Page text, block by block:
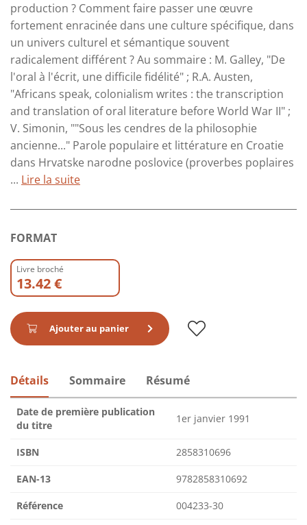
production ? Comment faire passer une œuvre
fortement enracinée dans une culture spécifique, dans
un univers culturel et sémantique souvent
radicalement différent ? Au sommaire : M. Galley, "De
l'oral à l'écrit, une difficile fidélité" ; R.A. Austen,
"Africans speak, colonialism writes : the transcription
and translation of oral literature before World War II" ;
V. Simonin, ""Sous les cendres de la philosophie
ancienne..." Parole populaire et littérature en Croatie
dans Hrvatske narodne poslovice (proverbes poplaires
... Lire la suite
FORMAT
Livre broché
13.42 €
Ajouter au panier
Détails Sommaire Résumé
Date de première publication
du titre
1er janvier 1991
ISBN 2858310696
EAN-13 9782858310692
Référence 004233-30